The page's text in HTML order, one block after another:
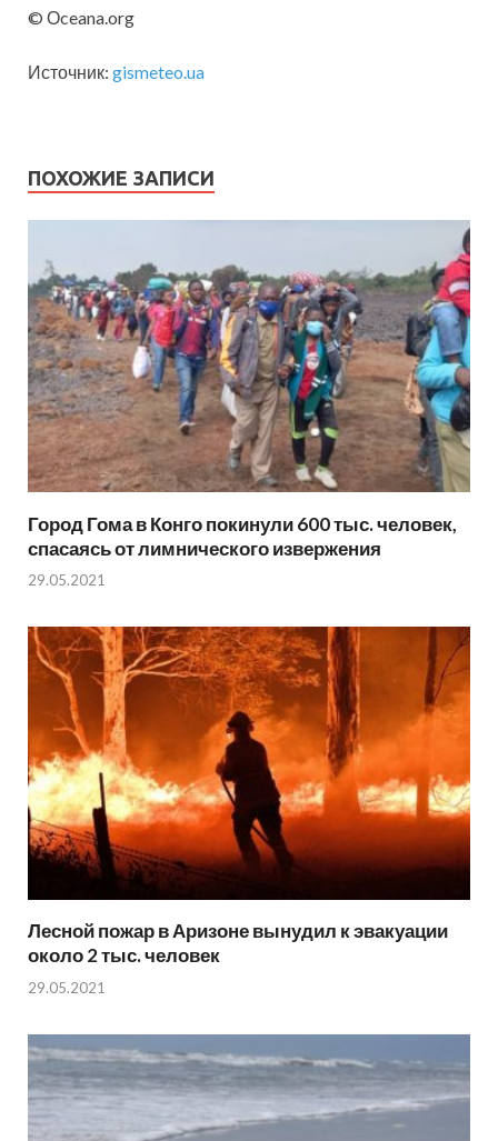
© Оceana.org
Источник: gismeteo.ua
ПОХОЖИЕ ЗАПИСИ
Город Гома в Конго покинули 600 тыс. человек,
спасаясь от лимнического извержения
29.05.2021
Лесной пожар в Аризоне вынудил к эвакуации
около 2 тыс. человек
29.05.2021